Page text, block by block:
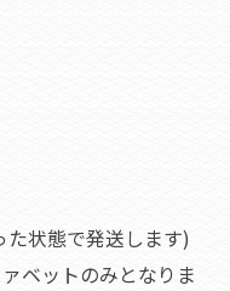
状態で発送します)
ベットのみとなりま